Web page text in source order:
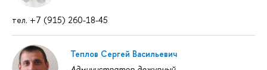
тел. +7 (915) 260-18-45
Теплов Сергей Васильевич